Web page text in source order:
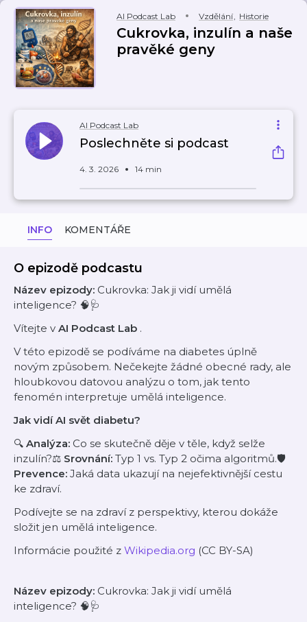
AI Podcast Lab Vzdělání, Historie
Cukrovka, inzulín a naše
pravěké geny
AI Podcast Lab
Poslechněte si podcast
4. 3. 2026 14 min
INFO KOMENTÁŘE
O epizodě podcastu
Název epizody: Cukrovka: Jak ji vidí umělá
inteligence? 🧠🩺
Vítejte v AI Podcast Lab .
V této epizodě se podíváme na diabetes úplně
novým způsobem. Nečekejte žádné obecné rady, ale
hloubkovou datovou analýzu o tom, jak tento
fenomén interpretuje umělá inteligence.
Jak vidí AI svět diabetu?
🔍 Analýza: Co se skutečně děje v těle, když selže
inzulín?⚖️ Srovnání: Typ 1 vs. Typ 2 očima algoritmů.🛡️
Prevence: Jaká data ukazují na nejefektivnější cestu
ke zdraví.
Podívejte se na zdraví z perspektivy, kterou dokáže
složit jen umělá inteligence.
Informácie použité z Wikipedia.org (CC BY-SA)
Název epizody: Cukrovka: Jak ji vidí umělá
inteligence? 🧠🩺